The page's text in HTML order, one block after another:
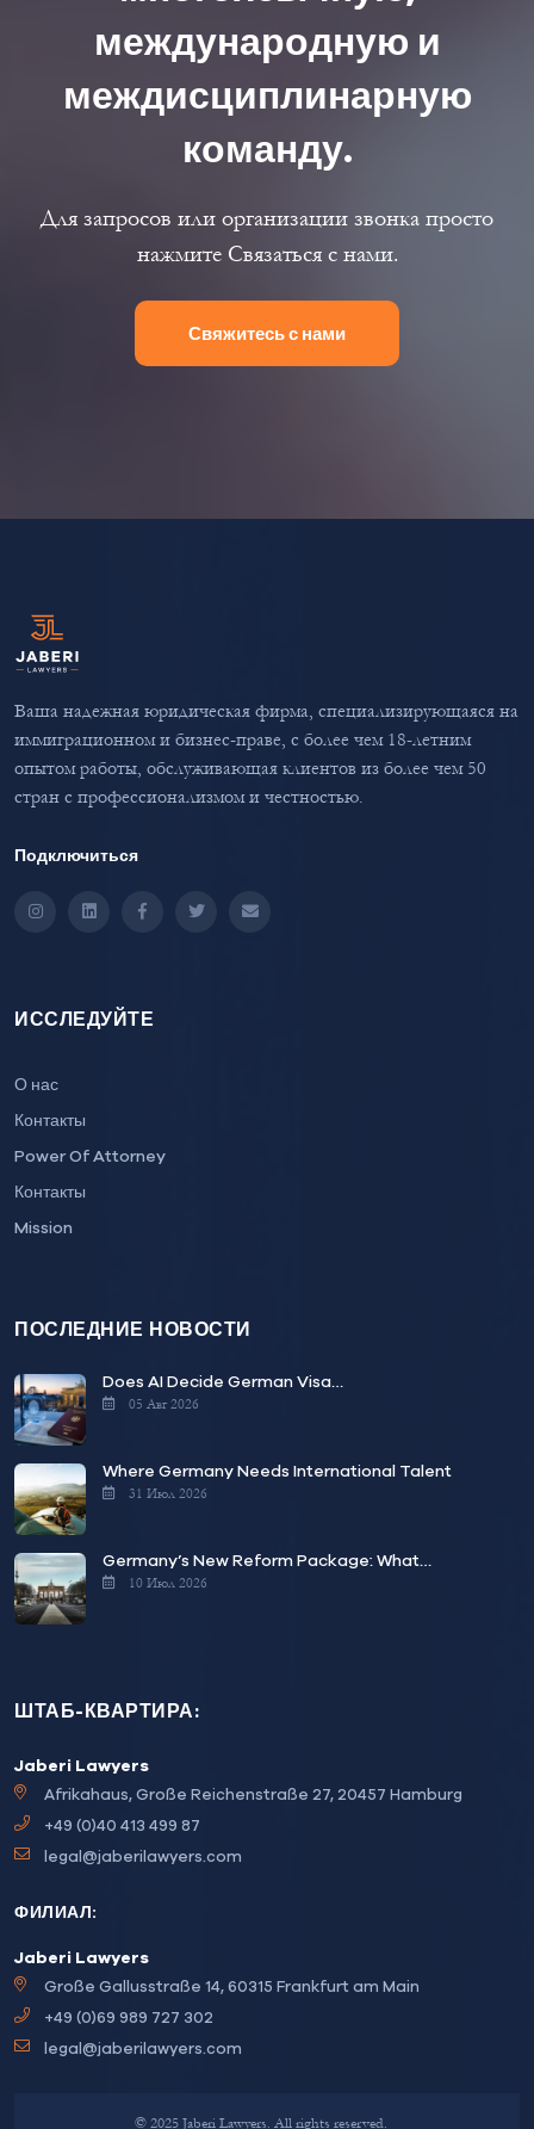
международную и
междисциплинарную
команду.
Для запросов или организации звонка просто
нажмите Связаться с нами.
Свяжитесь с нами
Ваша надежная юридическая фирма, специализирующаяся на
иммиграционном и бизнес-праве, с более чем 18-летним
опытом работы, обслуживающая клиентов из более чем 50
стран с профессионализмом и честностью.
Подключиться
InstagramLinkedInFacebookTwitter Email
ИССЛЕДУЙТЕ
О нас
Контакты
Power Of Attorney
Контакты
Mission
ПОСЛЕДНИЕ НОВОСТИ
Does AI Decide German Visa…
05 Авг 2026
Where Germany Needs International Talent
31 Июл 2026
Germany’s New Reform Package: What…
10 Июл 2026
ШТАБ-КВАРТИРА:
Jaberi Lawyers
Afrikahaus, Große Reichenstraße 27, 20457 Hamburg
+49 (0)40 413 499 87
legal@jaberilawyers.com
ФИЛИАЛ:
Jaberi Lawyers
Große Gallusstraße 14, 60315 Frankfurt am Main
+49 (0)69 989 727 302
legal@jaberilawyers.com
© 2025 Jaberi Lawyers. All rights reserved.